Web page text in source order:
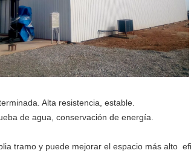
Alta resistencia, estable.
de agua, conservación de energía.
tramo y puede mejorar el espacio más alto